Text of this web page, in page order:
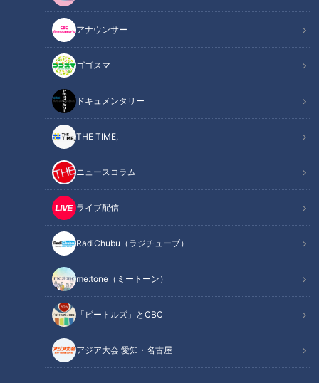
アナウンサー
ゴゴスマ
ドキュメンタリー
THE TIME,
ニュースコラム
ライブ配信
RadiChubu（ラジチューブ）
me:tone（ミートーン）
「ビートルズ」とCBC
アジア大会 愛知・名古屋
記事に戻る
この記事を見たあなたへのおすすめ
全裸の若者を身代わりにして厄
払い！？死ぬほど過酷で参加者
激減の「上野間裸まいり」に挑
む若者たちに密着
神男をめがけてもみ合い！？ 厄
年のモノマネ芸人JPが奇祭「国
府宮はだか祭」に参戦！ 無事に